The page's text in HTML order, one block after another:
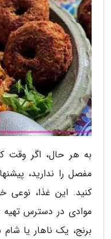
به هر حال، اگر وقت
مفصل را ندارید،
کنید. این غذا،
موادی در دسترس تهیه
برنج، یک ناهار یا